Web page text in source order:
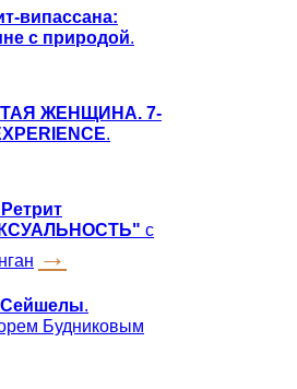
випассана:
с природой.
ЖЕНЩИНА. 7-
.
Ретрит
с
→
Сейшелы.
Будниковым